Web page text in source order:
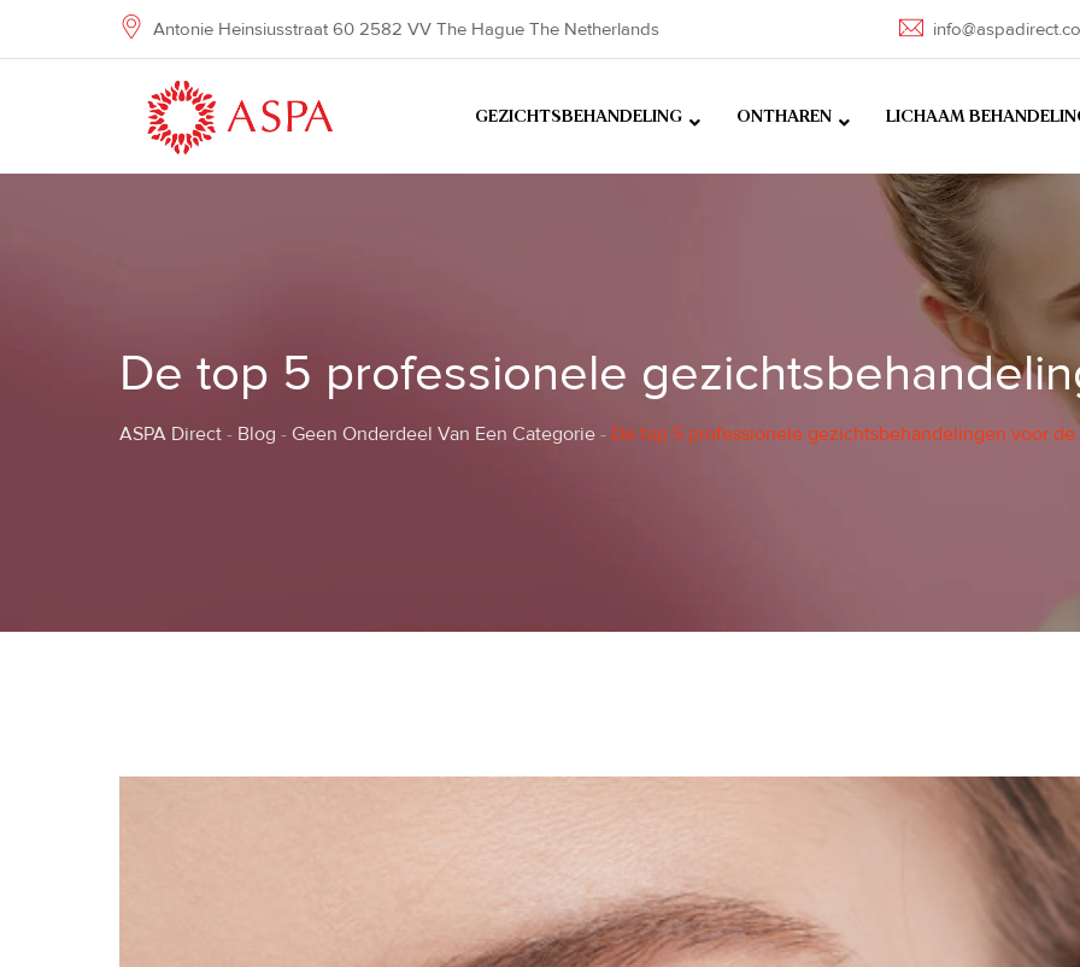
Antonie Heinsiusstraat 60 2582 VV The Hague The Netherlands
GEZICHTSBEHANDELING ONTHAREN LICHAAM
De top 5 professionele
ASPA Direct - Blog - Geen Onderdeel Van Een Categorie - De top 5 professionele gezichtsbehandelingen voor